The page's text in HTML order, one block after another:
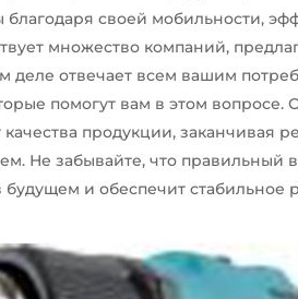
благодаря своей мобильности,
множество компаний,
деле отвечает всем вашим
помогут вам в этом вопросе.
продукции, заканчивая
Не забывайте, что правильный
и обеспечит стабильное